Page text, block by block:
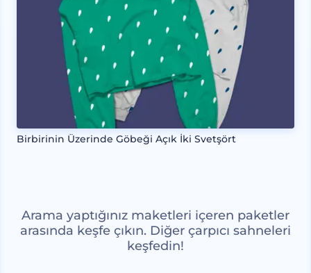
Birbirinin Üzerinde Göbeği Açık İki Svetşört
Arama yaptığınız maketleri içeren paketler
arasında keşfe çıkın. Diğer çarpıcı sahneleri
keşfedin!